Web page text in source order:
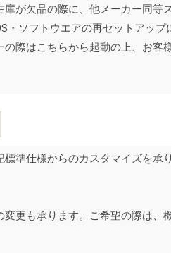
が欠品の際に、他メーカー同等
・ソフトウエアの再セットアッ
の際はこちらから起動の上、お
標準仕様からのカスタマイズを
変更も承ります。ご希望の際は